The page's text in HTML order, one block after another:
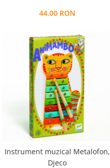
44,00 RON
Instrument muzical Metalofon,
Djeco